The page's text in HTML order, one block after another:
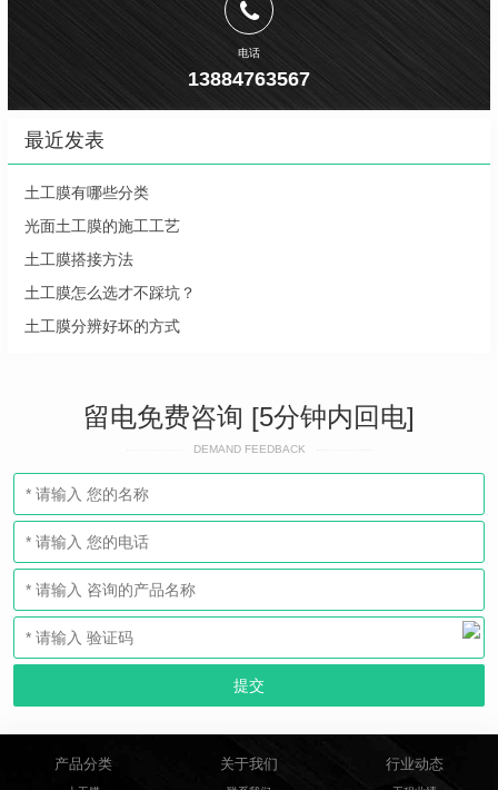
电话
13884763567
最近发表
土工膜有哪些分类
光面土工膜的施工工艺
土工膜搭接方法
土工膜怎么选才不踩坑？
土工膜分辨好坏的方式
留电免费咨询 [5分钟内回电]
DEMAND FEEDBACK
产品分类 关于我们 行业动态